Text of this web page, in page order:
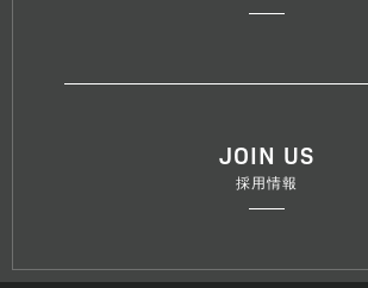
JOIN US
採用情報